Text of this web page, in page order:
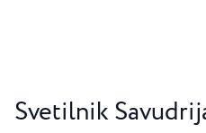
Svetilnik